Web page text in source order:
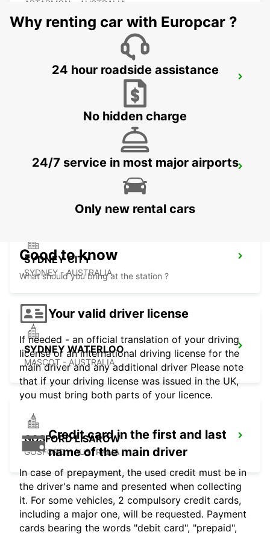
ARTARMON - AUSTRALIA
SYDNEY AIRPORT
SYDNEY CITY
SYDNEY - AUSTRALIA
SYDNEY WATERLOO
MASCOT - AUSTRALIA
GOSFORD LISAROW
GOSFORD - AUSTRALIA
Why renting car with Europcar ?
24 hour roadside assistance
No hidden charge
24/7 service in most major airports
Only new rental cars
Good to know
What should you bring at the station ?
Your valid driver license
If needed - an official translation of your driving
license or an international driving license for the
main driver and any additional driver Please note
that if your driving license was issued in the UK,
you must bring both parts of your licence.
Credit card in the first and last
name of the main driver
In case of prepayment, the used credit must be in
the driver's name and presented when collecting
it. For some vehicles, 2 compulsory credit cards,
including a major one, will be requested. Payment
cards bearing the words "debit card", "prepaid",